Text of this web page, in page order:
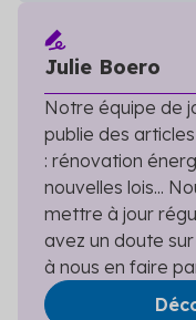
Julie Boero
Notre équipe de
publie des
: rénovation
nouvelles lois...
mettre à jour
avez un doute
à nous en faire